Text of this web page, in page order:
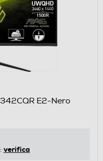
E2-Nero
verifica